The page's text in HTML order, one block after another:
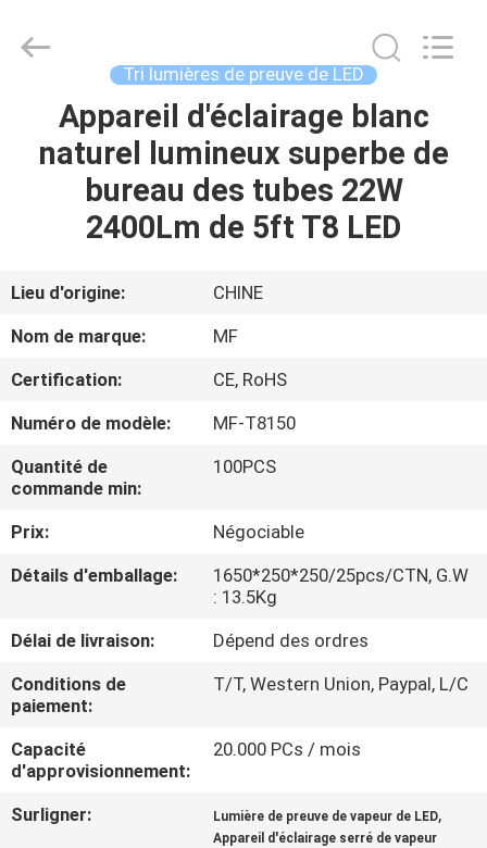
MAISON
PRODUITS
A
DE
NOUS
VISITE
D'USINE
DE
QUALITÉ
CONTACTEZ-
NOUS
Ming
Feng
Tri lumières de preuve de LED
Appareil d'éclairage blanc
naturel lumineux superbe de
bureau des tubes 22W
2400Lm de 5ft T8 LED
Lieu d'origine:
CHINE
Nom de marque:
MF
Certification:
CE, RoHS
Numéro de modèle:
MF-T8150
Quantité de
commande min:
100PCS
Prix:
Négociable
Détails d'emballage:
1650*250*250/25pcs/CTN, G.W
: 13.5Kg
Délai de livraison:
Dépend des ordres
Conditions de
paiement:
T/T, Western Union, Paypal, L/C
Capacité
d'approvisionnement:
20.000 PCs / mois
Surligner: Lumière de preuve de vapeur de LED,
Appareil d'éclairage serré de vapeur